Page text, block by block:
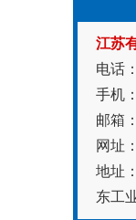
江苏
电话
手机：
邮箱
网址
地址
东工